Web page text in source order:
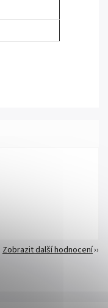
Zobrazit další hodnocení